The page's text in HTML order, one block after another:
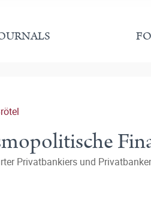
Privatbankiers und